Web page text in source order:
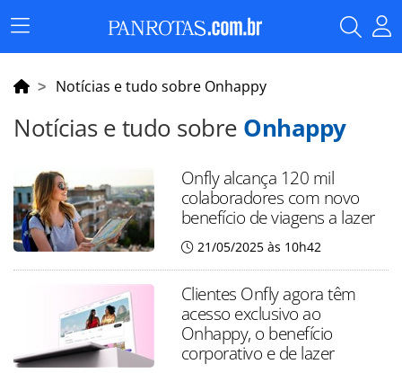
Menu
Principal
Notícias e tudo sobre Onhappy
Notícias e tudo sobre Onhappy
Onfly alcança 120 mil
colaboradores com novo
benefício de viagens a lazer
21/05/2025 às 10h42
Clientes Onfly agora têm
acesso exclusivo ao
Onhappy, o benefício
corporativo e de lazer